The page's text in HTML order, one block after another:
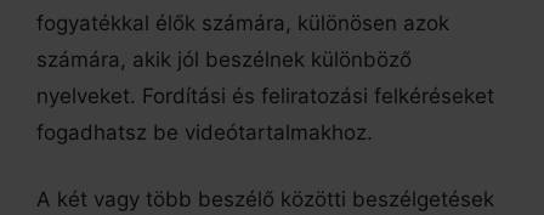
fogyatékkal élők számára, különösen azok
számára, akik jól beszélnek különböző
nyelveket. Fordítási és feliratozási felkéréseket
fogadhatsz be videótartalmakhoz.
A két vagy több beszélő közötti beszélgetések